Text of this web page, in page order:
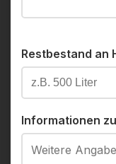
Restbestand an
Informationen